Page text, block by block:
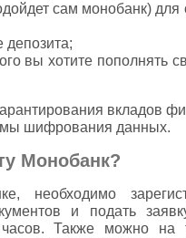
сам монобанк)
депозита;
вы хотите пополнять
вкладов
шифрования данных.
Монобанк?
необходимо
и подать
Также можно на